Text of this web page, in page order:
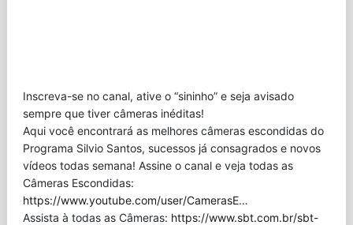
Inscreva-se no canal, ative o “sininho” e seja avisado
sempre que tiver câmeras inéditas!
Aqui você encontrará as melhores câmeras escondidas do
Programa Silvio Santos, sucessos já consagrados e novos
vídeos todas semana! Assine o canal e veja todas as
Câmeras Escondidas:
https://www.youtube.com/user/CamerasE…
Assista à todas as Câmeras: https://www.sbt.com.br/sbt-